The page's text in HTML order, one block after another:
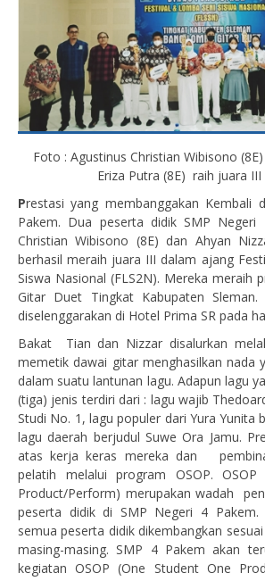
Foto : Agustinus Christian Wibisono
Eriza Putra (8E) raih juara III
Prestasi yang membanggakan Kembali
Pakem. Dua peserta didik SMP Negeri
Christian Wibisono (8E) dan Ahyan
berhasil meraih juara III dalam ajang
Siswa Nasional (FLS2N). Mereka meraih
Gitar Duet Tingkat Kabupaten
diselenggarakan di Hotel Prima SR pada
Bakat Tian dan Nizzar disalurkan
memetik dawai gitar menghasilkan nada
dalam suatu lantunan lagu. Adapun lagu
(tiga) jenis terdiri dari : lagu wajib
Studi No. 1, lagu populer dari Yura Yunita
lagu daerah berjudul Suwe Ora Jamu.
atas kerja keras mereka dan
pelatih melalui program OSOP.
Product/Perform) merupakan wadah
peserta didik di SMP Negeri 4
semua peserta didik dikembangkan
masing-masing. SMP 4 Pakem akan
kegiatan OSOP (One Student One